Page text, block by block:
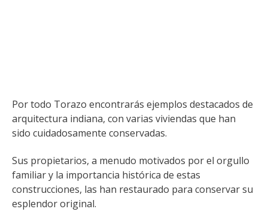
Por todo Torazo encontrarás ejemplos destacados de
arquitectura indiana, con varias viviendas que han
sido cuidadosamente conservadas.
Sus propietarios, a menudo motivados por el orgullo
familiar y la importancia histórica de estas
construcciones, las han restaurado para conservar su
esplendor original.